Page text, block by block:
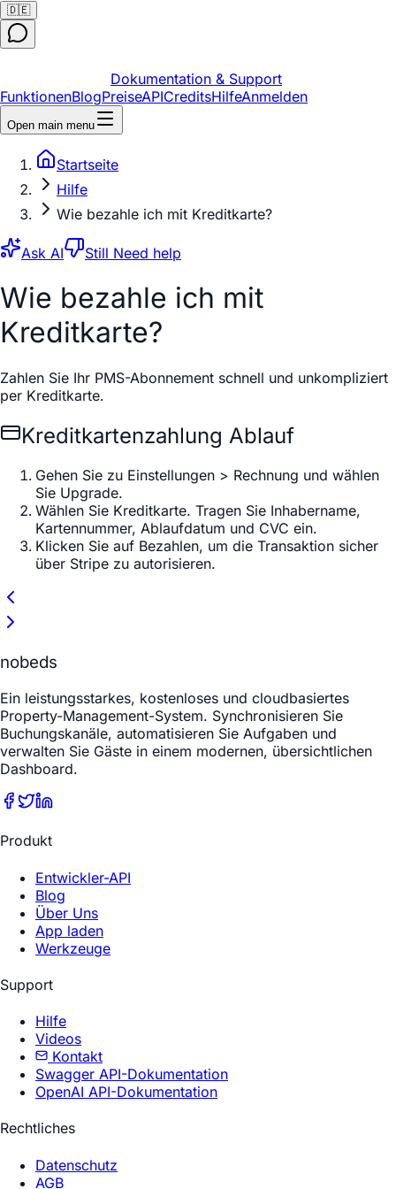
🇩🇪
Dokumentation & Support
FunktionenBlogPreiseAPICreditsHilfeAnmelden
Open main menu
Startseite
Hilfe
Wie bezahle ich mit Kreditkarte?
Ask AI Still Need help
Wie bezahle ich mit
Kreditkarte?
Zahlen Sie Ihr PMS-Abonnement schnell und unkompliziert
per Kreditkarte.
Kreditkartenzahlung Ablauf
Gehen Sie zu Einstellungen > Rechnung und wählen
Sie Upgrade.
Wählen Sie Kreditkarte. Tragen Sie Inhabername,
Kartennummer, Ablaufdatum und CVC ein.
Klicken Sie auf Bezahlen, um die Transaktion sicher
über Stripe zu autorisieren.
nobeds
Ein leistungsstarkes, kostenloses und cloudbasiertes
Property-Management-System. Synchronisieren Sie
Buchungskanäle, automatisieren Sie Aufgaben und
verwalten Sie Gäste in einem modernen, übersichtlichen
Dashboard.
Produkt
Entwickler-API
Blog
Über Uns
App laden
Werkzeuge
Support
Hilfe
Videos
Kontakt
Swagger API-Dokumentation
OpenAI API-Dokumentation
Rechtliches
Datenschutz
AGB